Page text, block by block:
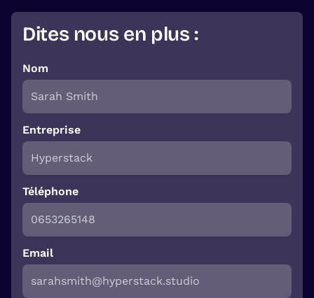
Dites nous en plus :
Nom
Entreprise
Téléphone
Email